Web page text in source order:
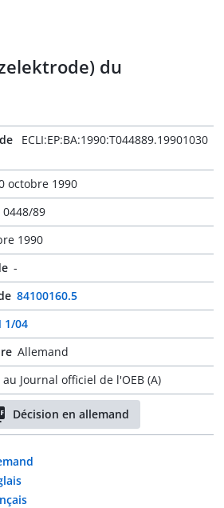
du
ECLI:EP:BA:1990:T044889.19901030
octobre 1990
0448/89
1990
-
84100160.5
1/04
Allemand
Journal officiel de l'OEB (A)
Décision en allemand